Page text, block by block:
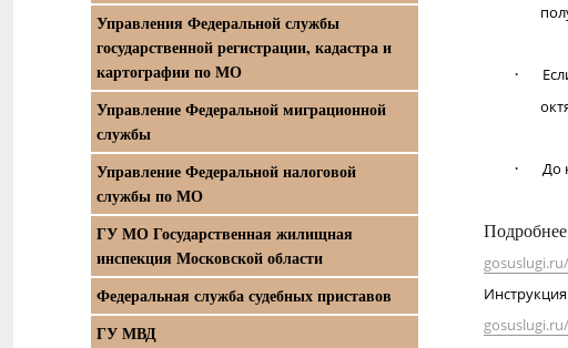
·
· До
Управления Федеральной службы
государственной регистрации, кадастра и
картографии по МО
Управление Федеральной миграционной
службы
Управление Федеральной налоговой
службы по МО
ГУ МО Государственная жилищная
инспекция Московской области
Федеральная служба судебных приставов
ГУ МВД